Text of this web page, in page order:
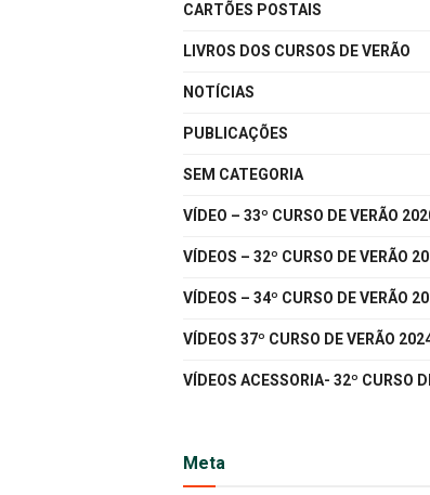
CARTÕES POSTAIS
LIVROS DOS CURSOS DE VERÃO
NOTÍCIAS
PUBLICAÇÕES
SEM CATEGORIA
VÍDEO – 33º CURSO DE VERÃO
VÍDEOS – 32º CURSO DE VERÃO
VÍDEOS – 34º CURSO DE VERÃO
VÍDEOS 37º CURSO DE VERÃO
VÍDEOS ACESSORIA- 32º CURSO
Meta